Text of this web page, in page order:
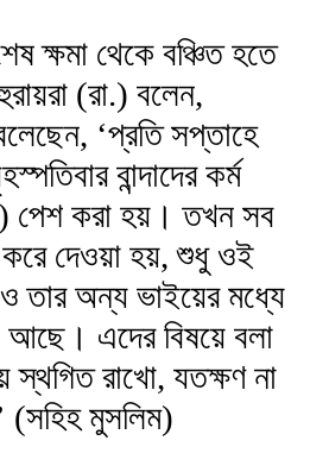
ক্ষমা থেকে বঞ্চিত হতে
(রা.) বলেন,
‘প্রতি সপ্তাহে
বান্দাদের কর্ম
পেশ করা হয়। তখন সব
করে দেওয়া হয়, শুধু ওই
তার অন্য ভাইয়ের মধ্যে
এদের বিষয়ে বলা
স্থগিত রাখো, যতক্ষণ না
(সহিহ মুসলিম)